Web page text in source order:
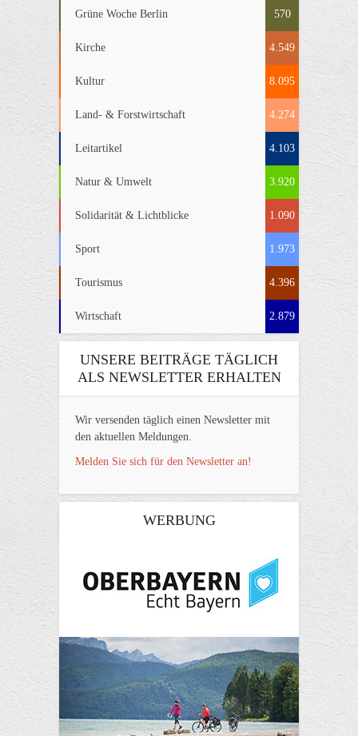
Grüne Woche Berlin 570
Kirche 4.549
Kultur 8.095
Land- & Forstwirtschaft 4.274
Leitartikel 4.103
Natur & Umwelt 3.920
Solidarität & Lichtblicke 1.090
Sport 1.973
Tourismus 4.396
Wirtschaft 2.879
UNSERE BEITRÄGE TÄGLICH
ALS NEWSLETTER ERHALTEN
Wir versenden täglich einen Newsletter mit
den aktuellen Meldungen.
Melden Sie sich für den Newsletter an!
WERBUNG